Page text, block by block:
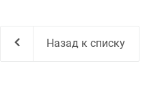
Назад к списку